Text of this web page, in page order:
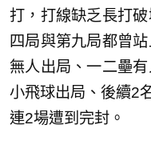
打，打線缺乏長打
四局與第九局都曾
無人出局、一二壘
小飛球出局、後續2
連2場遭到完封。